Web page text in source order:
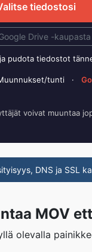
tiedostosi
Drive -kaupasta
pudota tiedostot
tunti ·
voivat muuntaa
DNS ja SSL
MOV
olevalla